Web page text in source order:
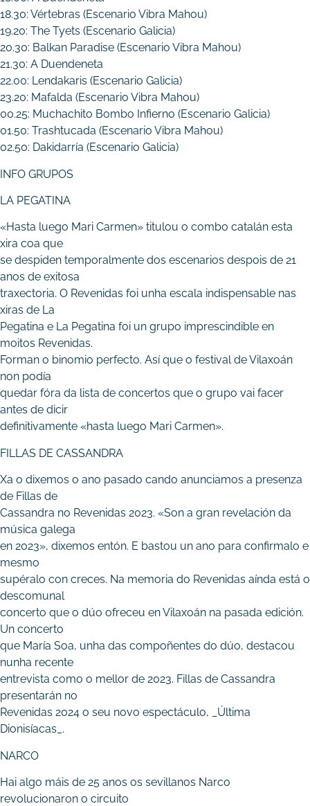
18.30: Vértebras (Escenario Vibra Mahou)
19.20: The Tyets (Escenario Galicia)
20.30: Balkan Paradise (Escenario Vibra Mahou)
21.30: A Duendeneta
22.00: Lendakaris (Escenario Galicia)
23.20: Mafalda (Escenario Vibra Mahou)
00.25: Muchachito Bombo Infierno (Escenario Galicia)
01.50: Trashtucada (Escenario Vibra Mahou)
02.50: Dakidarría (Escenario Galicia)
INFO GRUPOS
LA PEGATINA
«Hasta luego Mari Carmen» titulou o combo catalán esta
xira coa que
se despiden temporalmente dos escenarios despois de 21
anos de exitosa
traxectoria. O Revenidas foi unha escala indispensable nas
xiras de La
Pegatina e La Pegatina foi un grupo imprescindible en
moitos Revenidas.
Forman o binomio perfecto. Así que o festival de Vilaxoán
non podía
quedar fóra da lista de concertos que o grupo vai facer
antes de dicir
definitivamente «hasta luego Mari Carmen».
FILLAS DE CASSANDRA
Xa o dixemos o ano pasado cando anunciamos a presenza
de Fillas de
Cassandra no Revenidas 2023. «Son a gran revelación da
música galega
en 2023», dixemos entón. E bastou un ano para confirmalo e
mesmo
supéralo con creces. Na memoria do Revenidas aínda está o
descomunal
concerto que o dúo ofreceu en Vilaxoán na pasada edición.
Un concerto
que María Soa, unha das compoñentes do dúo, destacou
nunha recente
entrevista como o mellor de 2023. Fillas de Cassandra
presentarán no
Revenidas 2024 o seu novo espectáculo, _Última
Dionisíacas_.
NARCO
Hai algo máis de 25 anos os sevillanos Narco
revolucionaron o circuito